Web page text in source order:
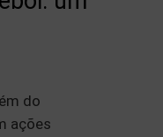
do
ações